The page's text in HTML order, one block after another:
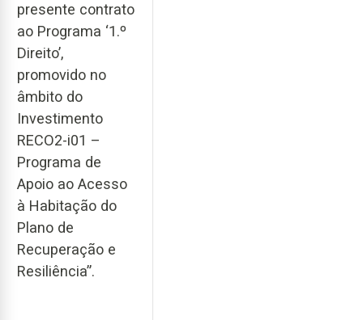
presente contrato
ao Programa ‘1.º
Direito’,
promovido no
âmbito do
Investimento
RECO2-i01 –
Programa de
Apoio ao Acesso
à Habitação do
Plano de
Recuperação e
Resiliência”.